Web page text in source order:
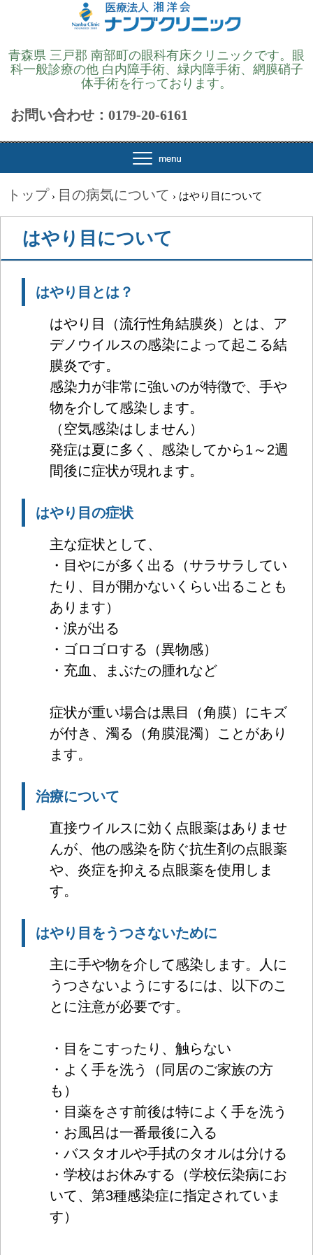
青森県 三戸郡 南部町の眼科有床クリニックです。眼
科一般診療の他 白内障手術、緑内障手術、網膜硝子
体手術を行っております。
お問い合わせ：0179-20-6161
トップ › 目の病気について › はやり目について
はやり目について
はやり目とは？
はやり目（流行性角結膜炎）とは、ア
デノウイルスの感染によって起こる結
膜炎です。
感染力が非常に強いのが特徴で、手や
物を介して感染します。
（空気感染はしません）
発症は夏に多く、感染してから1～2週
間後に症状が現れます。
はやり目の症状
主な症状として、
・目やにが多く出る（サラサラしてい
たり、目が開かないくらい出ることも
あります）
・涙が出る
・ゴロゴロする（異物感）
・充血、まぶたの腫れなど
症状が重い場合は黒目（角膜）にキズ
が付き、濁る（角膜混濁）ことがあり
ます。
治療について
直接ウイルスに効く点眼薬はありませ
んが、他の感染を防ぐ抗生剤の点眼薬
や、炎症を抑える点眼薬を使用しま
す。
はやり目をうつさないために
主に手や物を介して感染します。人に
うつさないようにするには、以下のこ
とに注意が必要です。
・目をこすったり、触らない
・よく手を洗う（同居のご家族の方
も）
・目薬をさす前後は特によく手を洗う
・お風呂は一番最後に入る
・バスタオルや手拭のタオルは分ける
・学校はお休みする（学校伝染病にお
いて、第3種感染症に指定されていま
す）